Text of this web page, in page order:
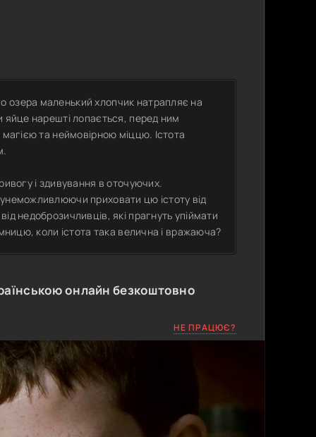
озера маленький хлопчик натрапляє на
яйце нарешті лопається, перед ним
та неймовірною міццю. Істота
і здивування в оточуючих.
приховати цю істоту від
недоброзичливців, які прагнуть упіймати
коли істота така велична і вражаюча?
онлайн безкоштовно
НЕ ПРАЦЮЄ?